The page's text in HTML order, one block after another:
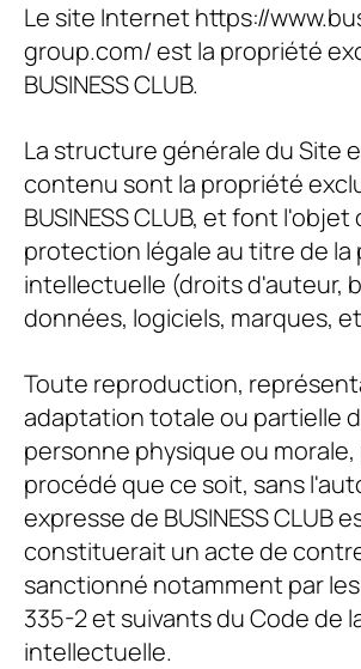
Le site Internet https://
group.com/ est la propriété
BUSINESS CLUB.
La structure générale du Site
contenu sont la propriété
BUSINESS CLUB, et font l'objet
protection légale au titre de la
intellectuelle (droits d'auteur,
données, logiciels, marques,
Toute reproduction,
adaptation totale ou partielle
personne physique ou
procédé que ce soit, sans
expresse de BUSINESS CLUB
constituerait un acte de
sanctionné notamment par
335-2 et suivants du Code de
intellectuelle.